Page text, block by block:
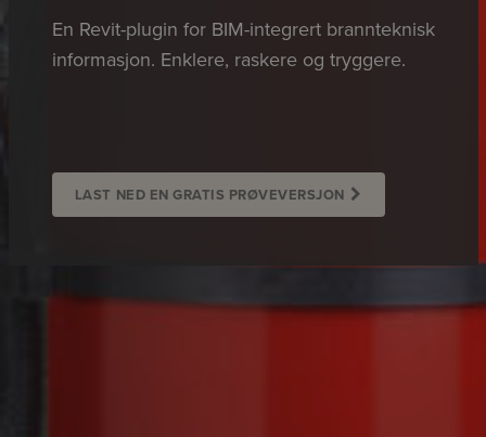
En Revit-plugin for BIM-integrert brannteknisk
informasjon. Enklere, raskere og tryggere.
LAST NED EN GRATIS PRØVEVERSJON